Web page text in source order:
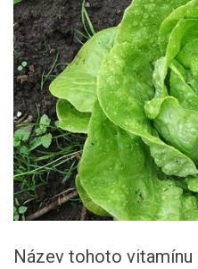
Název tohoto